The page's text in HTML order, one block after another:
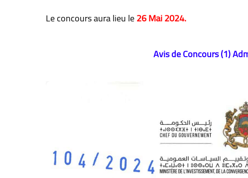
Le concours aura lieu le26 Mai 2024.
Avis de Concours (1)